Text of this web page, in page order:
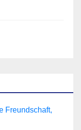
Freundschaft,